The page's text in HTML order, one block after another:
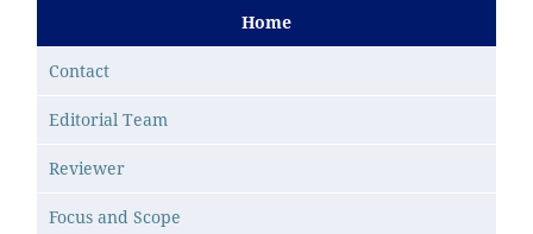
Home
Contact
Editorial Team
Reviewer
Focus and Scope